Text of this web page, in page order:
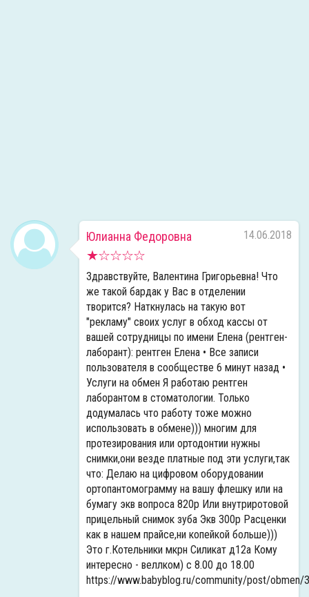
14.06.2018
Юлианна Федоровна
Здравствуйте, Валентина Григорьевна! Что
же такой бардак у Вас в отделении
творится? Наткнулась на такую вот
"рекламу" своих услуг в обход кассы от
вашей сотрудницы по имени Елена (рентген-
лаборант): рентген Елена • Все записи
пользователя в сообществе 6 минут назад •
Услуги на обмен Я работаю рентген
лаборантом в стоматологии. Только
додумалась что работу тоже можно
использовать в обмене))) многим для
протезирования или ортодонтии нужны
снимки,они везде платные под эти услуги,так
что: Делаю на цифровом оборудовании
ортопантомограмму на вашу флешку или на
бумагу экв вопроса 820р Или внутриротовой
прицельный снимок зуба Экв 300р Расценки
как в нашем прайсе,ни копейкой больше)))
Это г.Котельники мкрн Силикат д12а Кому
интересно - веллком) с 8.00 до 18.00
https://www.babyblog.ru/community/post/obmen/